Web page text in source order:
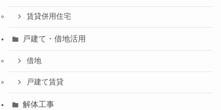
賃貸併用住宅
戸建て・借地活用
借地
戸建て賃貸
解体工事